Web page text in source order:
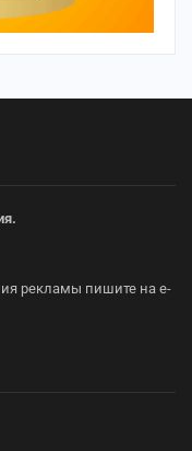
рекламы пишите на e-